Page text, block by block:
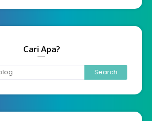
Cari Apa?